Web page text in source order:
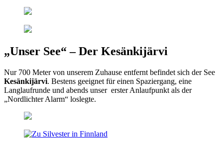
„Unser See“ – Der Kesänkijärvi
Nur 700 Meter von unserem Zuhause entfernt befindet sich der See
Kesänkijärvi. Bestens geeignet für einen Spaziergang, eine
Langlaufrunde und abends unser erster Anlaufpunkt als der
„Nordlichter Alarm“ loslegte.